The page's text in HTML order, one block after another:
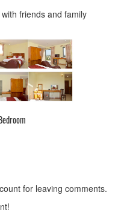
friends and family
for leaving comments.